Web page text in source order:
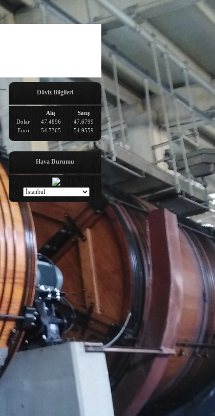
Döviz Bilgileri
Alış
Satış
Dolar
47.4896
47.6799
Euro
54.7365 54.9559
Hava Durumu